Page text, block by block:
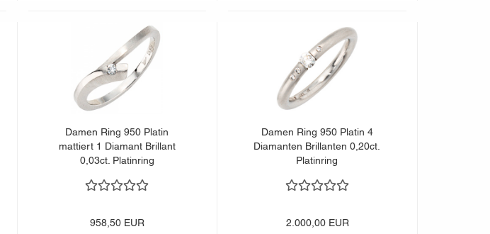
Damen Ring 950 Platin
mattiert 1 Diamant Brillant
0,03ct. Platinring
958,50 EUR
Damen Ring 950 Platin 4
Diamanten Brillanten 0,20ct.
Platinring
2.000,00 EUR